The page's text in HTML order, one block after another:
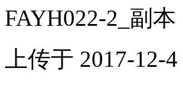
FAYH022-2_副本
上传于 2017-12-